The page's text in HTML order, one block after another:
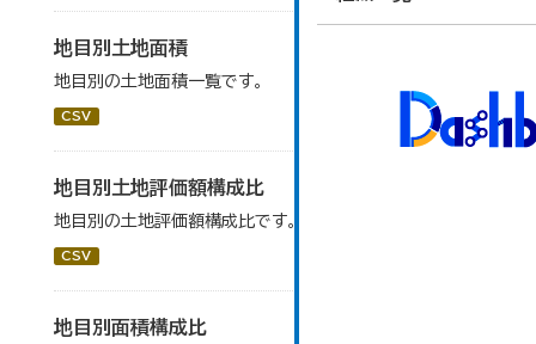
地目別土地面積
地目別の土地面積一覧です。
CSV
地目別土地評価額構成比
地目別の土地評価額構成比です。
CSV
地目別面積構成比